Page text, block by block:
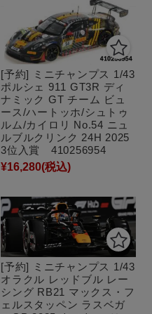
[予約] ミニチャンプス 1/43
ポルシェ 911 GT3R ディ
ナミック GT チーム ビュ
ース/ハートッホ/シュトゥ
ルム/カイロリ No.54 ニュ
ルブルクリンク 24H 2025
3位入賞 410256954
¥16,280(税込)
[予約] ミニチャンプス 1/43
オラクル レッドブル レー
シング RB21 マックス・フ
ェルスタッペン ラスベガ